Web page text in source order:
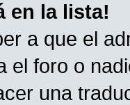
en la lista!
a que el
el foro o
una